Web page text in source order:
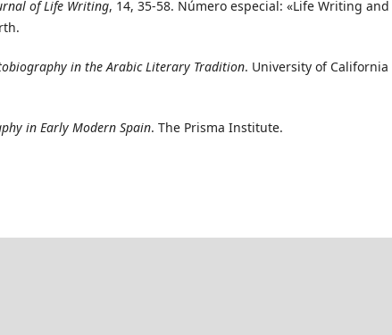
of Life Writing, 14, 35-58. Número especial: «Life Writing
in the Arabic Literary Tradition. University of California
in Early Modern Spain. The Prisma Institute.